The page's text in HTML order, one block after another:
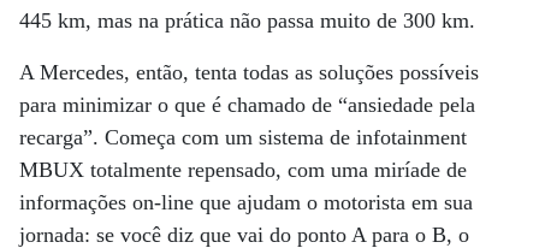
445 km, mas na prática não passa muito de 300 km.
A Mercedes, então, tenta todas as soluções possíveis
para minimizar o que é chamado de “ansiedade pela
recarga”. Começa com um sistema de infotainment
MBUX totalmente repensado, com uma miríade de
informações on-line que ajudam o motorista em sua
jornada: se você diz que vai do ponto A para o B, o